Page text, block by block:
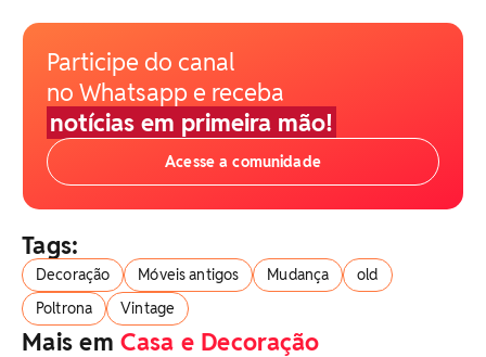
Participe do canal
no Whatsapp e receba
notícias em primeira mão!
Acesse a comunidade
Tags:
Decoração Móveis antigos Mudança
old
Poltrona
Vintage
Mais emCasa e Decoração